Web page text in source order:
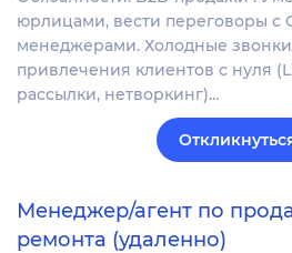
юрлицами, вести переговоры с
менеджерами. Холодные
привлечения клиентов с нуля
рассылки, нетворкинг)…
Менеджер/агент по
ремонта (удаленно)